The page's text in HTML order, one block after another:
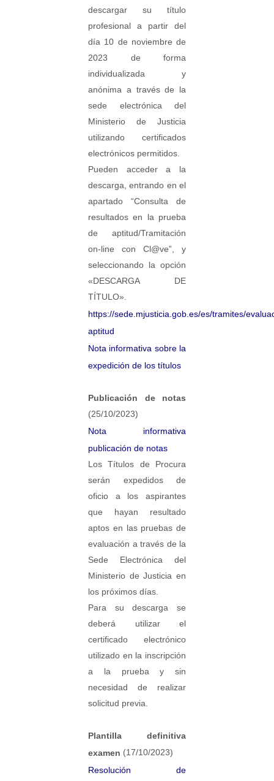
descargar su título
profesional a partir del
día 10 de noviembre de
2023 de forma
individualizada y
anónima a través de la
sede electrónica del
Ministerio de Justicia
utilizando certificados
electrónicos permitidos.
Pueden acceder a la
descarga, entrando en el
apartado “Consulta de
resultados en la prueba
de aptitud/Tramitación
on-line con Cl@ve”, y
seleccionando la opción
«DESCARGA DE
TÍTULO».
https://sede.mjusticia.gob.es/es/tramites/
aptitud​
Nota informativa sobre la
expedición de los títulos
Publicación de notas
(25/10/2023)
Nota informativa
publicación de notas
Los Títulos de Procura
serán expedidos de
oficio a los aspirantes
que hayan resultado
aptos en las pruebas de
evaluación a través de la
Sede Electrónica del
Ministerio de Justicia en
los próximos días.
Para su descarga se
deberá utilizar el
certificado electrónico
utilizado en la inscripción
a la prueba y sin
necesidad de realizar
solicitud previa.​​
Plantilla definitiva
examen (17/10/2023)
Resolución de